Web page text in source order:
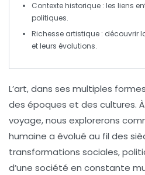
Contexte historique : les liens
politiques.
Richesse artistique : découvrir
et leurs évolutions.
L’art, dans ses multiples
des époques et des cultures.
voyage, nous explorerons
humaine a évolué au fil des
transformations sociales,
d’une société en constante